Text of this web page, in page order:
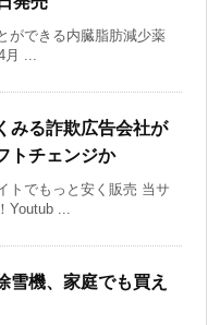
ができる内臓脂肪減少薬
月 ...
みる詐欺広告会社が
トチェンジか
トでもっと安く販売 当サ
Youtub ...
雪機、家庭でも買え